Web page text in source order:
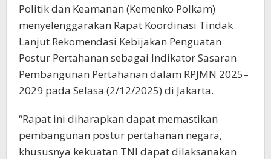
Politik dan Keamanan (Kemenko Polkam)
menyelenggarakan Rapat Koordinasi Tindak
Lanjut Rekomendasi Kebijakan Penguatan
Postur Pertahanan sebagai Indikator Sasaran
Pembangunan Pertahanan dalam RPJMN 2025–
2029 pada Selasa (2/12/2025) di Jakarta.
“Rapat ini diharapkan dapat memastikan
pembangunan postur pertahanan negara,
khususnya kekuatan TNI dapat dilaksanakan